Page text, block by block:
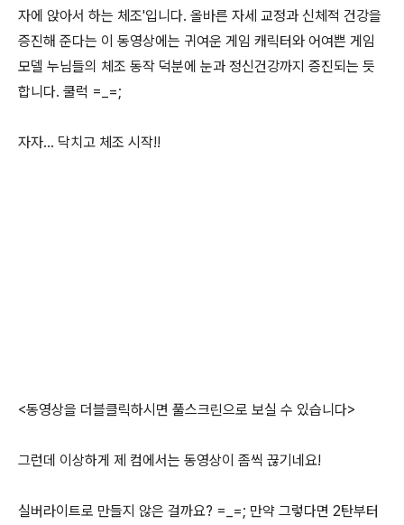
자에 앉아서 하는 체조'입니다. 올바른 자세 교정과 신체적 건강을
증진해 준다는 이 동영상에는 귀여운 게임 캐릭터와 어여쁜 게임
모델 누님들의 체조 동작 덕분에 눈과 정신건강까지 증진되는 듯
합니다. 쿨럭 =_=;
자자... 닥치고 체조 시작!!
<동영상을 더블클릭하시면 풀스크린으로 보실 수 있습니다>
그런데 이상하게 제 컴에서는 동영상이 좀씩 끊기네요!
실버라이트로 만들지 않은 걸까요? =_=; 만약 그렇다면 2탄부터